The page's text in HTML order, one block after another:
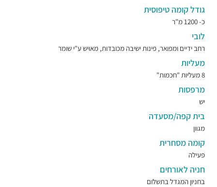
גודל קומה טיפוסית
כ- 1200 מ"ר
לובי
רחב ידיים ומפואר, פינות ישיבה מכובדות, מאויש ע"י שומר
מעליות
8 מעליות "חכמות"
מרפסות
יש
בית קפה/מסעדה
מגוון
קומה מסחרית
פעילה
חניה לאורחים
בחניון המגדל בתשלום